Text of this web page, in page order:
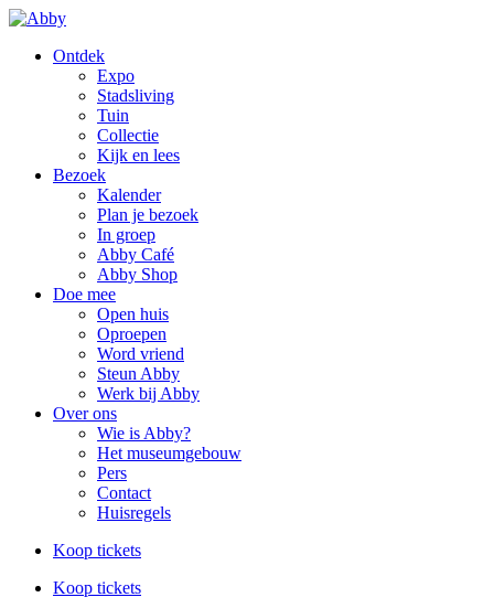
Ontdek
Expo
Stadsliving
Tuin
Collectie
Kijk en lees
Bezoek
Kalender
Plan je bezoek
In groep
Abby Café
Abby Shop
Doe mee
Open huis
Oproepen
Word vriend
Steun Abby
Werk bij Abby
Over ons
Wie is Abby?
Het museumgebouw
Pers
Contact
Huisregels
Koop tickets
Koop tickets